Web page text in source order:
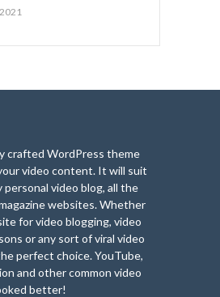
crafted WordPress theme
video content. It will suit
video blog, all the
websites. Whether
for video blogging, video
or any sort of viral video
perfect choice. YouTube,
and other common video
better!